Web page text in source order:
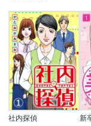
社内探偵